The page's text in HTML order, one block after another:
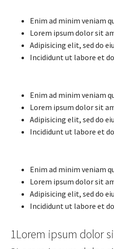
Enim ad minim veniam
Lorem ipsum dolor sit
Adipisicing elit, sed do
Incididunt ut labore et
Enim ad minim veniam
Lorem ipsum dolor sit
Adipisicing elit, sed do
Incididunt ut labore et
Enim ad minim veniam
Lorem ipsum dolor sit
Adipisicing elit, sed do
Incididunt ut labore et
1Lorem ipsum dolor